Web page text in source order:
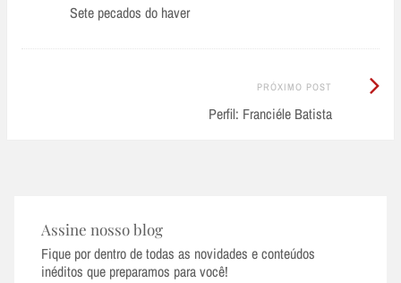
navigation
Anterior:
Sete pecados do haver
PRÓXIMO POST
Perfil: Franciéle Batista
Próximo
Assine nosso blog
Fique por dentro de todas as novidades e conteúdos
inéditos que preparamos para você!